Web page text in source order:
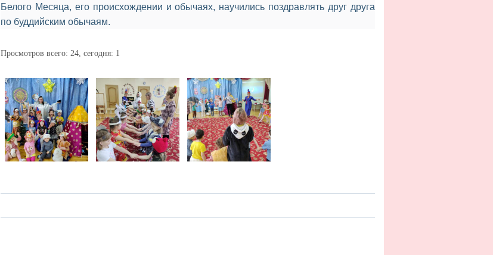
Белого Месяца, его происхождении и обычаях, научились поздравлять друг друга
по буддийским обычаям.
Просмотров всего: 24, сегодня: 1